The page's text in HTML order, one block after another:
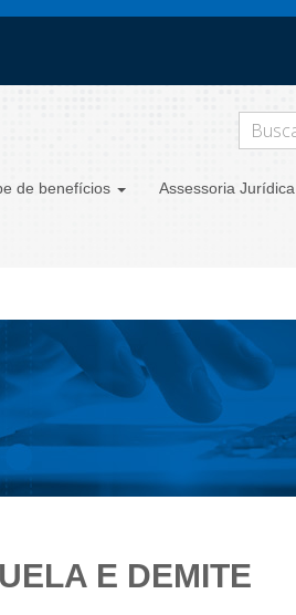
de benefícios Assessoria Jurídica
E DEMITE